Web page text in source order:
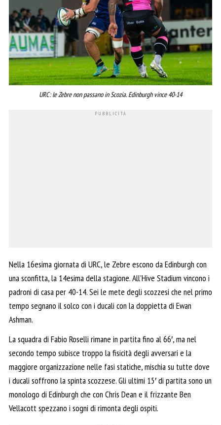
URC: le Zebre non passano in Scozia. Edinburgh vince 40-14
Nella 16esima giornata di URC, le Zebre escono da Edinburgh con
una sconfitta, la 14esima della stagione. All’Hive Stadium vincono i
padroni di casa per 40-14. Sei le mete degli scozzesi che nel primo
tempo segnano il solco con i ducali con la doppietta di Ewan
Ashman.
La squadra di Fabio Roselli rimane in partita fino al 66′, ma nel
secondo tempo subisce troppo la fisicità degli avversari e la
maggiore organizzazione nelle fasi statiche, mischia su tutte dove
i ducali soffrono la spinta scozzese. Gli ultimi 15′ di partita sono un
monologo di Edinburgh che con Chris Dean e il frizzante Ben
Vellacott spezzano i sogni di rimonta degli ospiti.